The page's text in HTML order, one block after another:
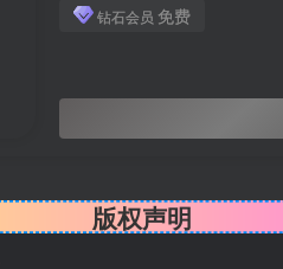
钻石会员 免费
版权声明